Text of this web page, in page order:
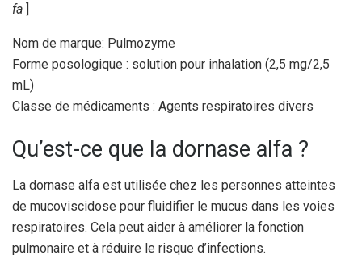
fa ]
Nom de marque: Pulmozyme
Forme posologique : solution pour inhalation (2,5 mg/2,5
mL)
Classe de médicaments : Agents respiratoires divers
Qu’est-ce que la dornase alfa ?
La dornase alfa est utilisée chez les personnes atteintes
de mucoviscidose pour fluidifier le mucus dans les voies
respiratoires. Cela peut aider à améliorer la fonction
pulmonaire et à réduire le risque d’infections.